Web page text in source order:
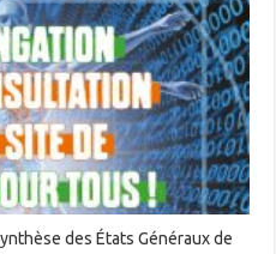
des États Généraux de